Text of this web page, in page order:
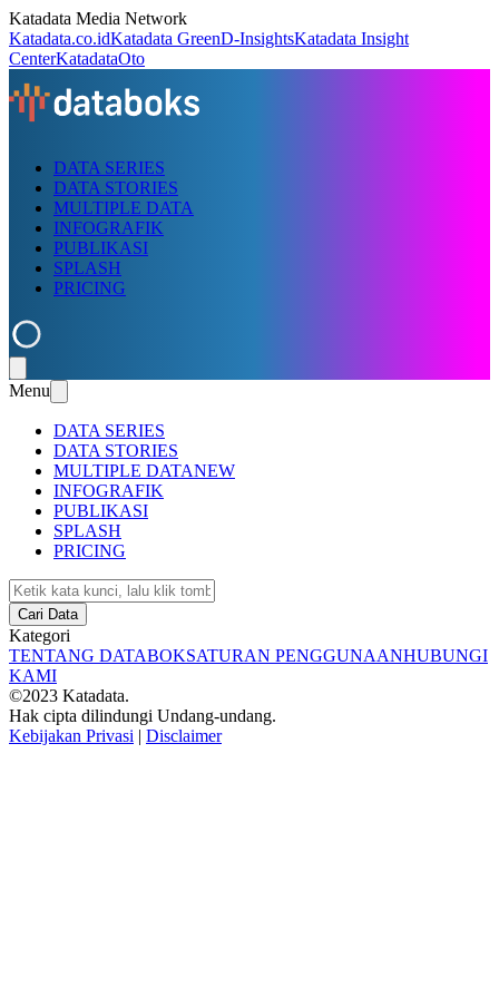
Katadata Media Network
Katadata.co.idKatadata GreenD-InsightsKatadata Insight
CenterKatadataOto
DATA SERIES
DATA STORIES
MULTIPLE DATA
INFOGRAFIK
PUBLIKASI
SPLASH
PRICING
Menu
DATA SERIES
DATA STORIES
MULTIPLE DATANEW
INFOGRAFIK
PUBLIKASI
SPLASH
PRICING
Cari Data
Kategori
TENTANG DATABOKSATURAN PENGGUNAANHUBUNGI
KAMI
©2023 Katadata.
Hak cipta dilindungi Undang-undang.
Kebijakan Privasi | Disclaimer